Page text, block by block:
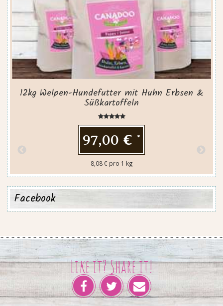
12kg Welpen-Hundefutter mit Huhn Erbsen &
Süßkartoffeln
97,00 € *
8,08 € pro 1 kg
Facebook
Like it? Share it!